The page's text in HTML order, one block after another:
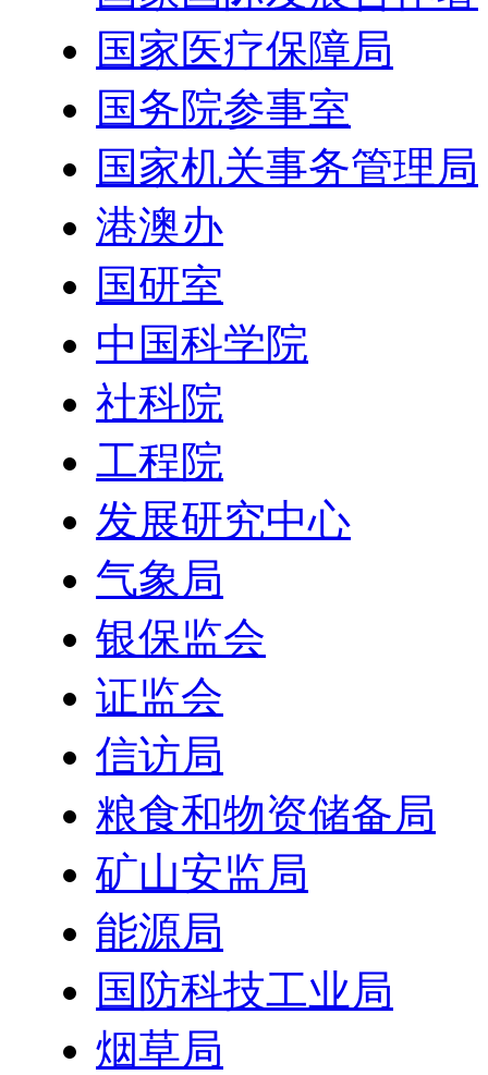
国家医疗保障局
国务院参事室
国家机关事务管理局
港澳办
国研室
中国科学院
社科院
工程院
发展研究中心
气象局
银保监会
证监会
信访局
粮食和物资储备局
矿山安监局
能源局
国防科技工业局
烟草局